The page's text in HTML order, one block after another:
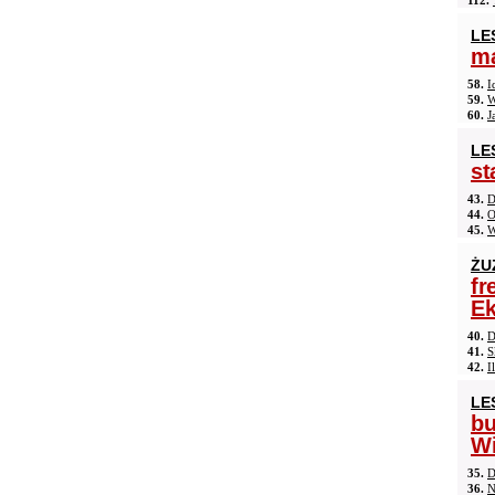
58.
59.
60.
43.
44.
45.
40.
41.
42.
35.
36.